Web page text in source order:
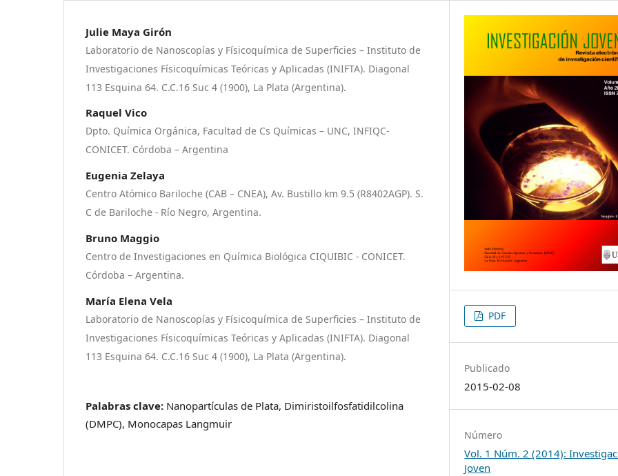
Julie Maya Girón
Laboratorio de Nanoscopías y Físicoquímica de Superficies – Instituto de
Investigaciones Físicoquímicas Teóricas y Aplicadas (INIFTA). Diagonal
113 Esquina 64. C.C.16 Suc 4 (1900), La Plata (Argentina).
Raquel Vico
Dpto. Química Orgánica, Facultad de Cs Químicas – UNC, INFIQC-
CONICET. Córdoba – Argentina
Eugenia Zelaya
Centro Atómico Bariloche (CAB – CNEA), Av. Bustillo km 9.5 (R8402AGP). S.
C de Bariloche - Río Negro, Argentina.
Bruno Maggio
Centro de Investigaciones en Química Biológica CIQUIBIC - CONICET.
Córdoba – Argentina.
María Elena Vela
Laboratorio de Nanoscopías y Físicoquímica de Superficies – Instituto de
Investigaciones Físicoquímicas Teóricas y Aplicadas (INIFTA). Diagonal
113 Esquina 64. C.C.16 Suc 4 (1900), La Plata (Argentina).
Palabras clave: Nanopartículas de Plata, Dimiristoilfosfatidilcolina
(DMPC), Monocapas Langmuir
PDF
Publicado
2015-02-08
Número
Vol. 1 Núm. 2 (2014):
Joven